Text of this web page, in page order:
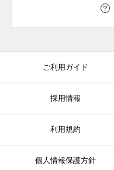
ご利用ガイド
採用情報
利用規約
個人情報保護方針